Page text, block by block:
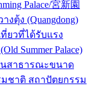
Palace/宮新園
ตุ้ง (Quangdong)
ยวที่ได้รับแรง
Summer Palace)
สาธารณะขนาด
ชาติ สถาปัตยกรรม